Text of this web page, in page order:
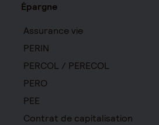
Épargne
Assurance vie
PERIN
PERCOL / PERECOL
PERO
PEE
Contrat de capitalisation